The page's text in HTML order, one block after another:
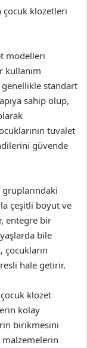
çocuk klozetleri
modelleri
kullanım
genellikle standart
sahip olup,
tuvalet
güvende
gruplarındaki
çeşitli boyut ve
entegre bir
bile
çocukların
hale getirir.
klozet
kolay
birikmesini
malzemelerin